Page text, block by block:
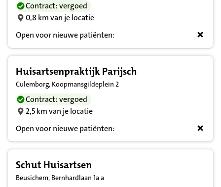
Contract: vergoed
0,8 km van je locatie
Open voor nieuwe patiënten:
Huisartsenpraktijk Parijsch
Culemborg, Koopmansgildeplein 2
Contract: vergoed
2,5 km van je locatie
Open voor nieuwe patiënten:
Schut Huisartsen
Beusichem, Bernhardlaan 1a a